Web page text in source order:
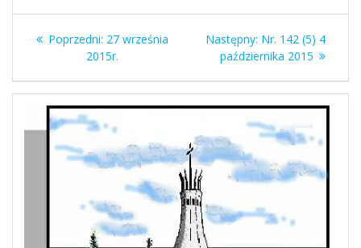
Nawigacja
wpisu
Poprzedni: Poprzedni
wpis:
27 września
2015r.
Następny: Następny
wpis:
Nr. 142 (5) 4
października 2015